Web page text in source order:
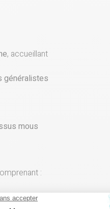
, accueillant
généralistes
mous
: